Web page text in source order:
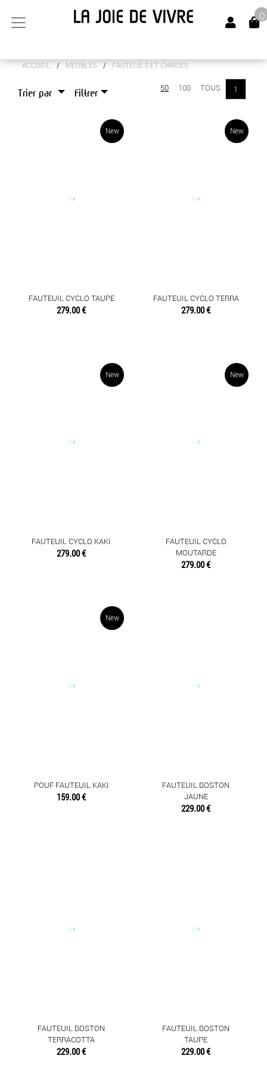
0
ACCUEIL / MEUBLES / FAUTEUILS ET CHAISES
ARTS DE LA TABLE
ETAGERES
Filtrer
Trier par 50 100 TOUS 1
New
FAUTEUIL CYCLO TAUPE
279.00 €
New
FAUTEUIL CYCLO TERRA
279.00 €
New
FAUTEUIL CYCLO KAKI
279.00 €
New
FAUTEUIL CYCLO
MOUTARDE
279.00 €
New
POUF FAUTEUIL KAKI
159.00 €
FAUTEUIL BOSTON
JAUNE
229.00 €
FAUTEUIL BOSTON
TERRACOTTA
229.00 €
FAUTEUIL BOSTON
TAUPE
229.00 €